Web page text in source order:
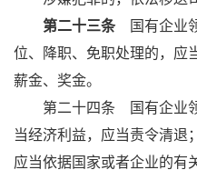
第二十三条国有企业领
位、降职、免职处理的，应
薪金、奖金。
第二十四条 国有企业领
当经济利益，应当责令清退
应当依据国家或者企业的有